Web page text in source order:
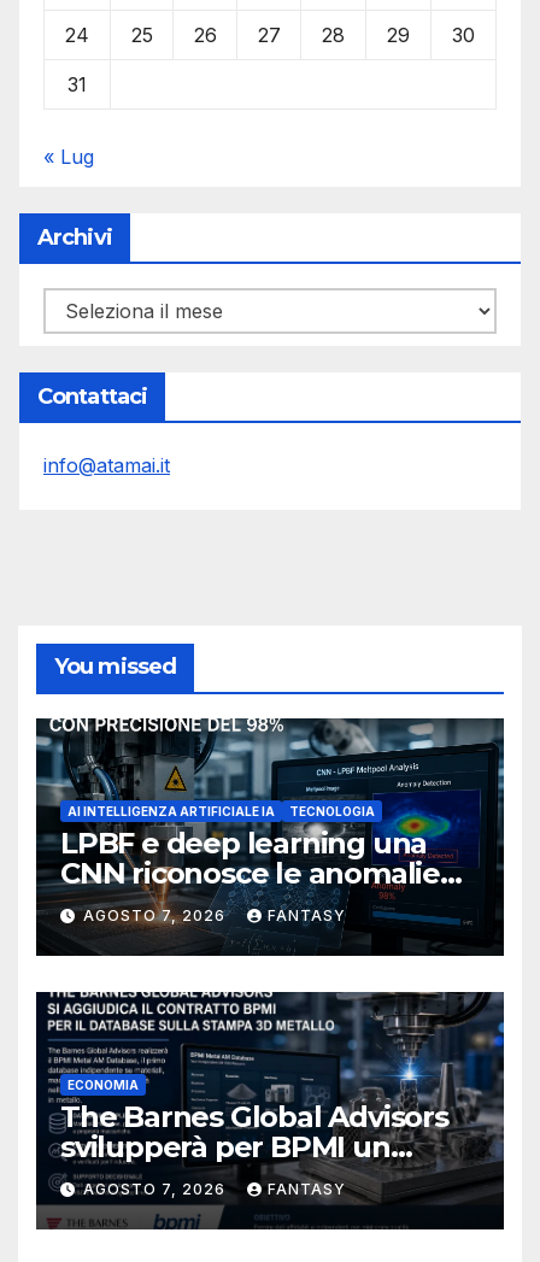
24 25 26 27 28 29 30
31
« Lug
Archivi
Archivi
Contattaci
info@atamai.it
You missed
AI INTELLIGENZA ARTIFICIALE IA TECNOLOGIA
LPBF e deep learning una
CNN riconosce le anomalie
del bagno di fusione
AGOSTO 7, 2026 FANTASY
ECONOMIA
The Barnes Global Advisors
svilupperà per BPMI un
database per la stampa 3D
metallica destinata alla filiera
navale statunitense
AGOSTO 7, 2026 FANTASY